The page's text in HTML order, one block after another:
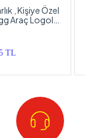
, Kişiye Özel
Araç Logolu
Anahtarlığı
TL